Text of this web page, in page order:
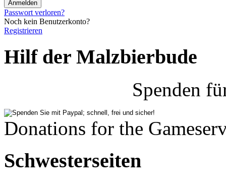
Passwort verloren?
Noch kein Benutzerkonto?
Registrieren
Hilf der Malzbierbude
Spenden
Donations for the
Schwesterseiten